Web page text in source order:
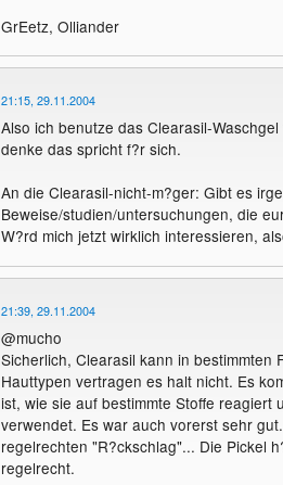
GrEetz, Olliander
21:15, 29.11.2004
Also ich benutze das Clearasil-
denke das spricht f?r sich.
An die Clearasil-nicht-m?ger: Gibt es
Beweise/studien/untersuchungen, die
W?rd mich jetzt wirklich interessieren,
21:39, 29.11.2004
@mucho
Sicherlich, Clearasil kann in bestimmten
Hauttypen vertragen es halt nicht. Es
ist, wie sie auf bestimmte Stoffe reagiert
verwendet. Es war auch vorerst sehr
regelrechten "R?ckschlag"... Die Pickel
regelrecht.